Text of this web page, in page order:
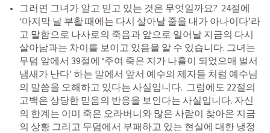
그러면 그녀가 알고 믿고 있는 것은 무엇일까요?  24절에
‘마지막 날 부활 때에는 다시 살아날 줄을 내가 아나이다’라
고 말함으로 나사로의 죽음과 앞으로 일어날 지금의 다시
살아남과는 차이를 보이고 있음을 알 수 있습니다. 그녀는
무덤 앞에서 39절에 ‘주여 죽은 지가 나흘이 되었으매 벌서
냄새가 난다’ 하는 말에서 앞서 예수의 제자들 처럼 예수님
의 말씀을 오해하고 있다는 사실입니다.  그럼에도 22절의
고백은 상당한 믿음의 반응을 보인다는 사실입니다. 자신
의 한계는 이미 죽은 오라버니와 많은 사람이 찾아온 지금
의 상황 그리고 무덤에서 부패하고 있는 현실에 대한 냉정